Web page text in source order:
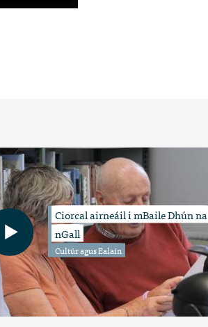
Ciorcal airneáil i mBaile Dhún na
nGall
Cultúr agus Ealaín